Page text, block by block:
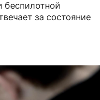
беспилотной
за состояние